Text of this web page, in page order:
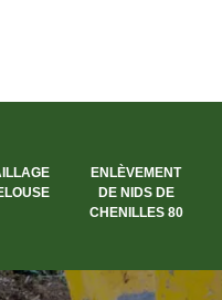
ENLÈVEMENT
DE NIDS DE
CHENILLES 80